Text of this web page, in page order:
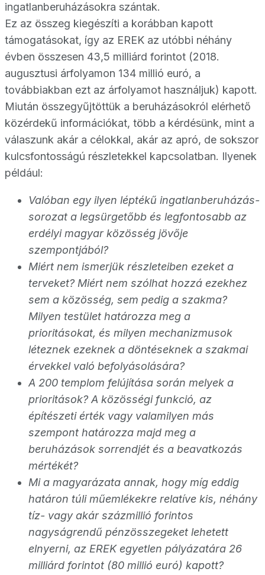
ingatlanberuházásokra szántak.
Ez az összeg kiegészíti a korábban kapott
támogatásokat, így az EREK az utóbbi néhány
évben összesen 43,5 milliárd forintot (2018.
augusztusi árfolyamon 134 millió euró, a
továbbiakban ezt az árfolyamot használjuk) kapott.
Miután összegyűjtöttük a beruházásokról elérhető
közérdekű információkat, több a kérdésünk, mint a
válaszunk akár a célokkal, akár az apró, de sokszor
kulcsfontosságú részletekkel kapcsolatban. Ilyenek
például:
Valóban egy ilyen léptékű ingatlanberuházás-
sorozat a legsürgetőbb és legfontosabb az
erdélyi magyar közösség jövője
szempontjából?
Miért nem ismerjük részleteiben ezeket a
terveket? Miért nem szólhat hozzá ezekhez
sem a közösség, sem pedig a szakma?
Milyen testület határozza meg a
prioritásokat, és milyen mechanizmusok
léteznek ezeknek a döntéseknek a szakmai
érvekkel való befolyásolására?
A 200 templom felújítása során melyek a
prioritások? A közösségi funkció, az
építészeti érték vagy valamilyen más
szempont határozza majd meg a
beruházások sorrendjét és a beavatkozás
mértékét?
Mi a magyarázata annak, hogy míg eddig
határon túli műemlékekre relatíve kis, néhány
tíz- vagy akár százmillió forintos
nagyságrendű pénzösszegeket lehetett
elnyerni, az EREK egyetlen pályázatára 26
milliárd forintot (80 millió euró) kapott?